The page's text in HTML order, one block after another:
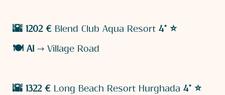
🌇 1202 € Blend Club Aqua Resort 4* ⭐️
🍽️ AI → Village Road
🌇 1322 € Long Beach Resort Hurghada 4* ⭐️